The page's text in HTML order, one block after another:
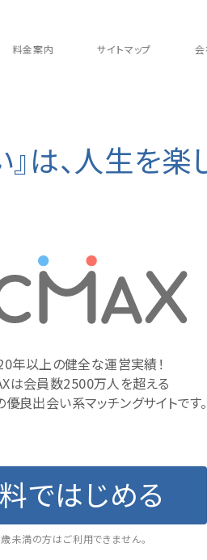
は、人生を楽
年以上の健全な運営実績！
は会員数2500万人を超える
良出会い系マッチングサイトです。
ではじめる
未満の方はご利用できません。
料金案内 サイトマップ